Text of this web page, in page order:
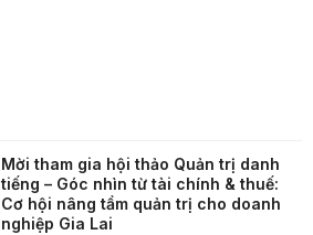
Mời tham gia hội thảo Quản trị danh
tiếng – Góc nhìn từ tài chính & thuế:
Cơ hội nâng tầm quản trị cho doanh
nghiệp Gia Lai